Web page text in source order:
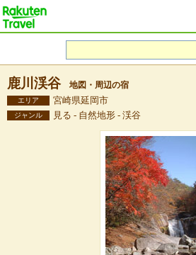
鹿川渓谷 地図・周辺の宿
エリア 宮崎県延岡市
ジャンル 見る - 自然地形 - 渓谷